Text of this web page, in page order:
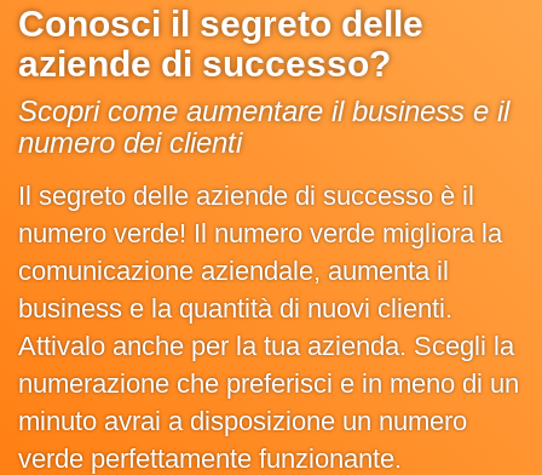
Conosci il segreto delle
aziende di successo?
Scopri come aumentare il business e il
numero dei clienti
Il segreto delle aziende di successo è il
numero verde! Il numero verde migliora la
comunicazione aziendale, aumenta il
business e la quantità di nuovi clienti.
Attivalo anche per la tua azienda. Scegli la
numerazione che preferisci e in meno di un
minuto avrai a disposizione un numero
verde perfettamente funzionante.